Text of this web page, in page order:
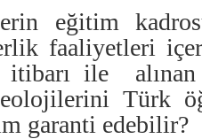
eğitim
faaliyetleri
itibarı ile
Türk
garanti edebilir?